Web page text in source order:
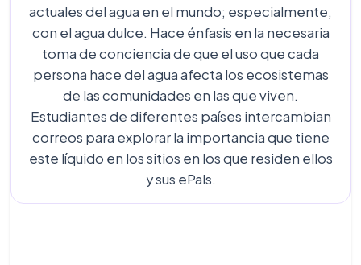
actuales del agua en el mundo; especialmente,
con el agua dulce. Hace énfasis en la necesaria
toma de conciencia de que el uso que cada
persona hace del agua afecta los ecosistemas
de las comunidades en las que viven.
Estudiantes de diferentes países intercambian
correos para explorar la importancia que tiene
este líquido en los sitios en los que residen ellos
y sus ePals.